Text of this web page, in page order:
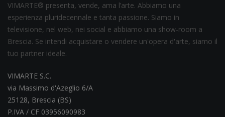
VIMARTE® presenta, vende, ama l’arte. Abbiamo una
esperienza pluridecennale e tanta passione. Siamo in
televisione, nel web, nei social e abbiamo una show-room a
Brescia. Se intendi acquistare o vendere un'opera d'arte, siamo il
tuo partner ideale.
VIMARTE S.C.
via Massimo d'Azeglio 6/A
25128, Brescia (BS)
P.IVA / CF 03956090983